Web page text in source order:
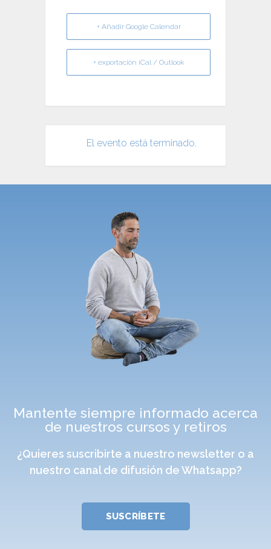
+ Añadir Google Calendar
+ exportación iCal / Outlook
El evento está terminado.
Mantente siempre informado acerca
de nuestros cursos y retiros
¿Quieres suscribirte a nuestro newsletter o a
nuestro canal de difusión de Whatsapp?
SUSCRÍBETE